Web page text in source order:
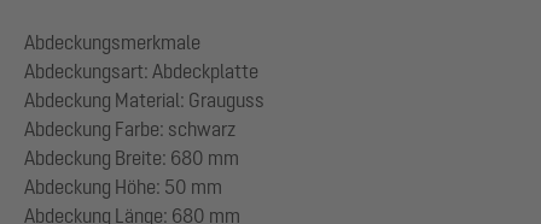
Abdeckungsmerkmale
Abdeckungsart: Abdeckplatte
Abdeckung Material: Grauguss
Abdeckung Farbe: schwarz
Abdeckung Breite: 680 mm
Abdeckung Höhe: 50 mm
Abdeckung Länge: 680 mm